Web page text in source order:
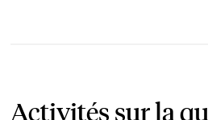
Activités sur la